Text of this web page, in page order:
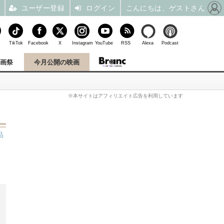
祭 今月公開の映画
※本サイトはアフィリエイト広告を利用しています
TikTok Facebook X Instagram YouTube RSS Alexa Podcast
ユーザー登録 ログイン こんにちは、ゲストさん